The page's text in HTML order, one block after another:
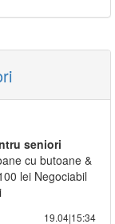
seniori
cu butoane &
lei Negociabil
19.04|15:34